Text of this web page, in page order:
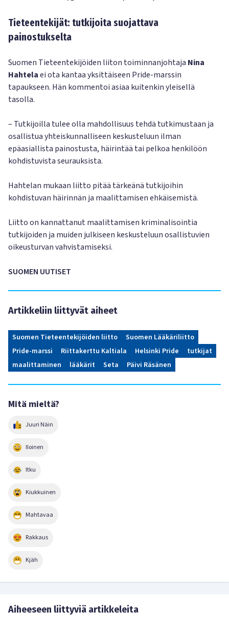
Tieteentekijät: tutkijoita suojattava
painostukselta
Suomen Tieteentekijöiden liiton toiminnanjohtaja Nina
Hahtelaei ota kantaa yksittäiseen Pride-marssin
tapaukseen. Hän kommentoi asiaa kuitenkin yleisellä
tasolla.
– Tutkijoilla tulee olla mahdollisuus tehdä tutkimustaan ja
osallistua yhteiskunnalliseen keskusteluun ilman
epäasiallista painostusta, häirintää tai pelkoa henkilöön
kohdistuvista seurauksista.
Hahtelan mukaan liitto pitää tärkeänä tutkijoihin
kohdistuvan häirinnän ja maalittamisen ehkäisemistä.
Liitto on kannattanut maalittamisen kriminalisointia
tutkijoiden ja muiden julkiseen keskusteluun osallistuvien
oikeusturvan vahvistamiseksi.
SUOMEN UUTISET
Artikkeliin liittyvät aiheet
Suomen Tieteentekijöiden liitto
Suomen Lääkäriliitto
Pride-marssi
Riittakerttu Kaltiala Helsinki Pride
tutkijat
maalittaminen
lääkärit Seta Päivi Räsänen
Mitä mieltä?
Juuri Näin
Iloinen
Itku
Kiukkuinen
Mahtavaa
Rakkaus
Kjäh
Aiheeseen liittyviä artikkeleita